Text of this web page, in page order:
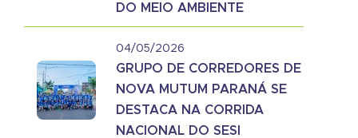
DO MEIO AMBIENTE
04/05/2026
GRUPO DE CORREDORES DE
NOVA MUTUM PARANÁ SE
DESTACA NA CORRIDA
NACIONAL DO SESI